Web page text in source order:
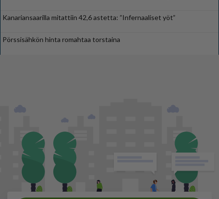
Kanariansaarilla mitattiin 42,6 astetta: ”Infernaaliset yöt”
Pörssisähkön hinta romahtaa torstaina